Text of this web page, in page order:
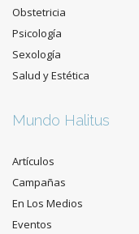
Obstetricia
Psicología
Sexología
Salud y Estética
Mundo Halitus
Artículos
Campañas
En Los Medios
Eventos